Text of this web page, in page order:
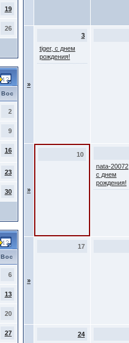
19
26
Вос
2
9
16
23
30
Вос
6
13
20
27
»
3
tiger, с днем
рождения!
»
10
nata-
с днем
рождения!
»
17
24